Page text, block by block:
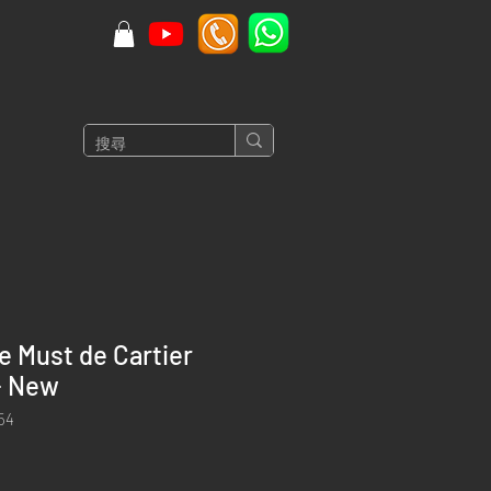
Must de Cartier
New